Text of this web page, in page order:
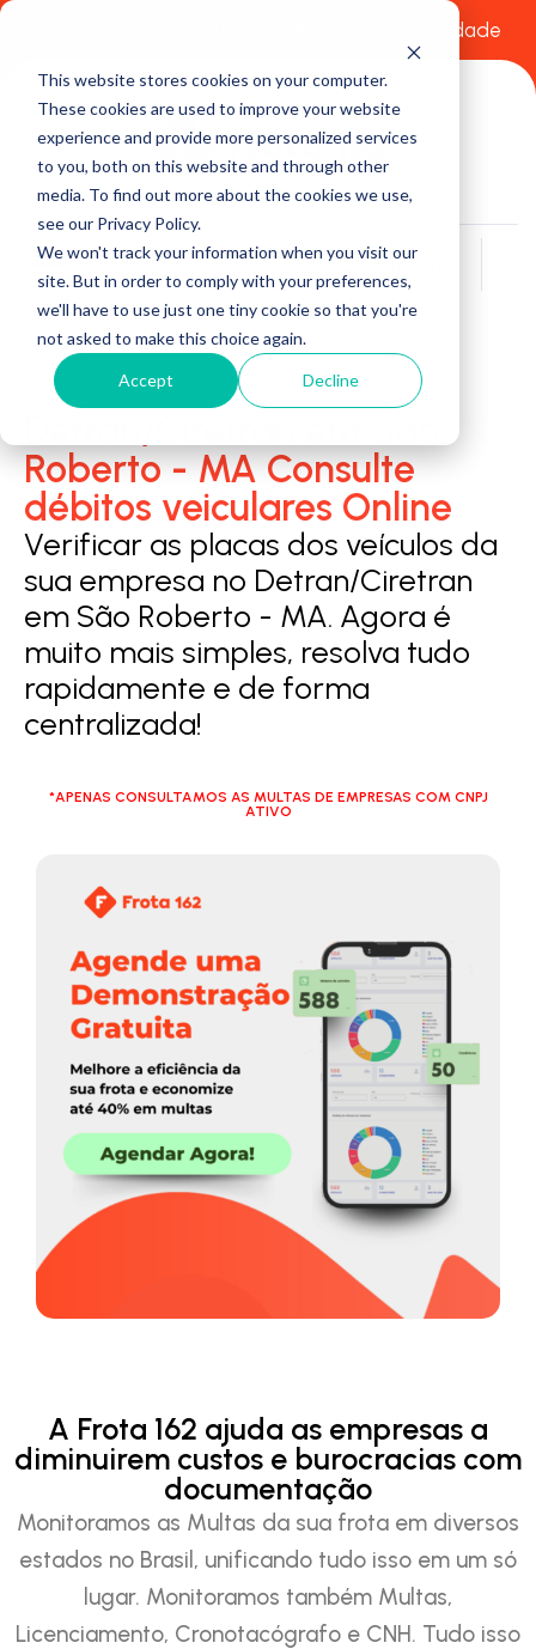
This website stores cookies on your computer.
These cookies are used to improve your website
experience and provide more personalized services
to you, both on this website and through other
media. To find out more about the cookies we use,
see our Privacy Policy.
We won't track your information when you visit our
site. But in order to comply with your preferences,
we'll have to use just one tiny cookie so that you're
not asked to make this choice again.
Accept Decline
Política de Privacidade
Buscar
Roberto - MA Consulte
débitos veiculares Online
Verificar as placas dos veículos da
sua empresa no Detran/Ciretran
em São Roberto - MA. Agora é
muito mais simples, resolva tudo
rapidamente e de forma
centralizada!
*APENAS CONSULTAMOS AS MULTAS DE EMPRESAS COM CNPJ
ATIVO
A Frota 162 ajuda as empresas a
diminuirem custos e burocracias com
documentação
Monitoramos as Multas da sua frota em diversos
estados no Brasil, unificando tudo isso em um só
lugar. Monitoramos também Multas,
Licenciamento, Cronotacógrafo e CNH. Tudo isso